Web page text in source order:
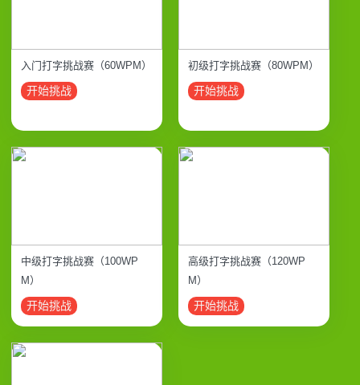
入门打字挑战赛（60WPM）
开始挑战
初级打字挑战赛（80WPM）
开始挑战
中级打字挑战赛（100WP
M）
开始挑战
高级打字挑战赛（120WP
M）
开始挑战